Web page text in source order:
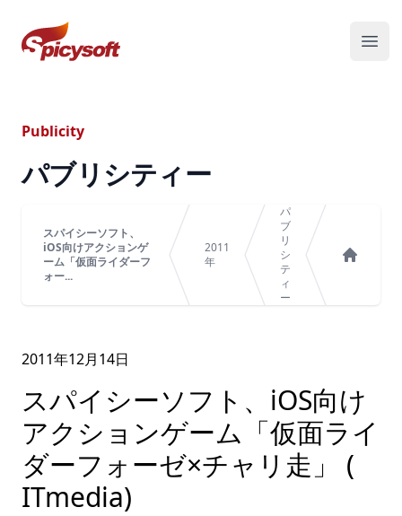
スパイシーソフト株式会社
メニ
Publicity
パブリシティー
スパイシーソフト、
iOS向けアクションゲ
ーム「仮面ライダーフ
ォー...
2011
年
パ
ブ
リ
シ
テ
ィ
ー
2011年12月14日
スパイシーソフト、iOS向け
アクションゲーム「仮面ライ
ダーフォーゼ×チャリ走」 (
ITmedia)